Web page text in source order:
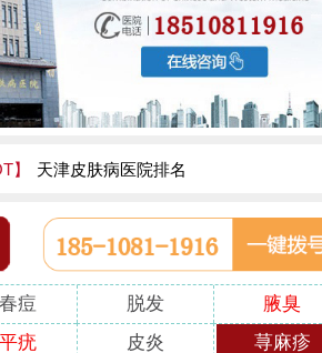
】 天津皮肤病医院排名
天津津门皮肤病医院怎么样
痘 脱发
腋臭
疣
皮炎 荨麻疹